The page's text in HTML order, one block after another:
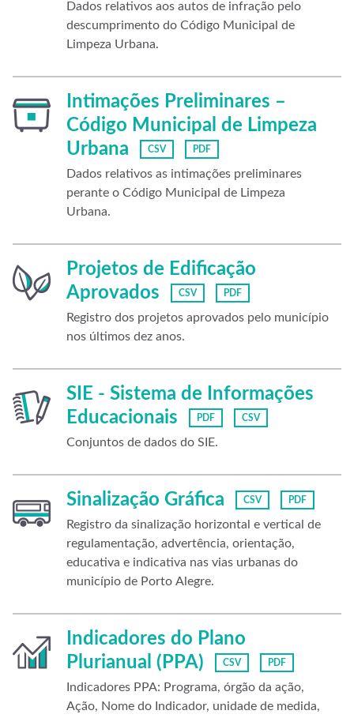
Dados relativos aos autos de infração pelo
descumprimento do Código Municipal de
Limpeza Urbana.
Intimações Preliminares –
Código Municipal de Limpeza
Urbana
CSV PDF
Dados relativos as intimações preliminares
perante o Código Municipal de Limpeza
Urbana.
Projetos de Edificação
Aprovados
CSV PDF
Registro dos projetos aprovados pelo município
nos últimos dez anos.
SIE - Sistema de Informações
Educacionais
PDF CSV
Conjuntos de dados do SIE.
Sinalização Gráfica CSV PDF
Registro da sinalização horizontal e vertical de
regulamentação, advertência, orientação,
educativa e indicativa nas vias urbanas do
município de Porto Alegre.
Indicadores do Plano
Plurianual (PPA)
CSV PDF
Indicadores PPA: Programa, órgão da ação,
Ação, Nome do Indicador, unidade de medida,